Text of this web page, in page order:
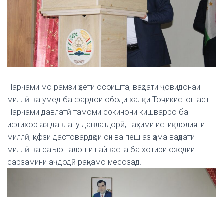
Парчами мо рамзи ҳаёти осоишта, ваҳдати ҷовидонаи
миллӣ ва умед ба фардои ободи халқи Тоҷикистон аст.
Парчами давлатӣ тамоми сокинони кишварро ба
ифтихор аз давлату давлатдорӣ, таҳкими истиқлолияти
миллӣ, ҳифзи дастовардҳои он ва пеш аз ҳама ваҳдати
миллӣ ва саъю талоши пайваста ба хотири озодии
сарзамини аҷдодӣ раҳнамо месозад.